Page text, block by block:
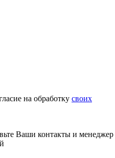
на обработку своих
Ваши контакты и менеджер